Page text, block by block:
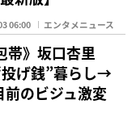
06:00 エンタメニュース
帯》坂口杏里
げ銭”暮らし→
のビジュ激変